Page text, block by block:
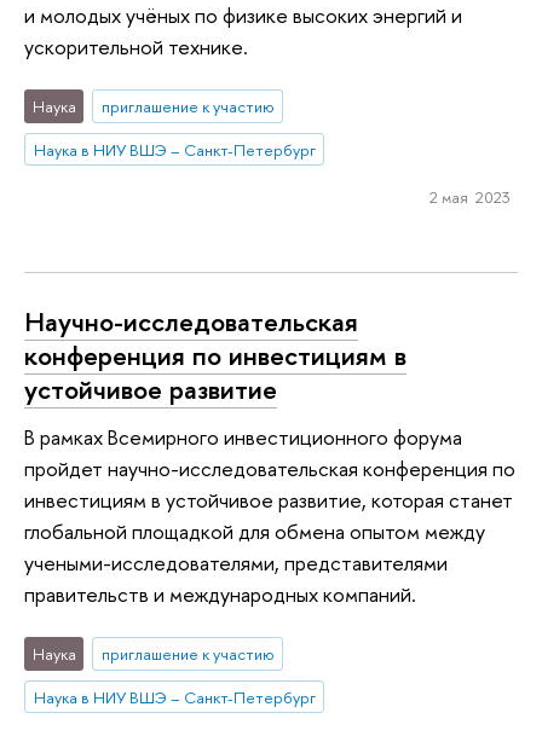
и молодых учёных по физике высоких энергий и
ускорительной технике.
Наука
приглашение к участию
Наука в НИУ ВШЭ – Санкт-Петербург
2 мая 2023
Научно-исследовательская
конференция по инвестициям в
устойчивое развитие
В рамках Всемирного инвестиционного форума
пройдет научно-исследовательская конференция по
инвестициям в устойчивое развитие, которая станет
глобальной площадкой для обмена опытом между
учеными-исследователями, представителями
правительств и международных компаний.
Наука
приглашение к участию
Наука в НИУ ВШЭ – Санкт-Петербург